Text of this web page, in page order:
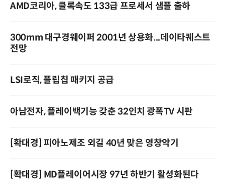
AMD코리아, 클록속도 133급 프로세서 샘플 출하
300mm 대구경웨이퍼 2001년 상용화...데이타퀘스트
전망
LSI로직, 플립칩 패키지 공급
아남전자, 플레이백기능 갖춘 32인치 광폭TV 시판
[확대경] 피아노제조 외길 40년 맞은 영창악기
[확대경] MD플레이어시장 97년 하반기 활성화된다